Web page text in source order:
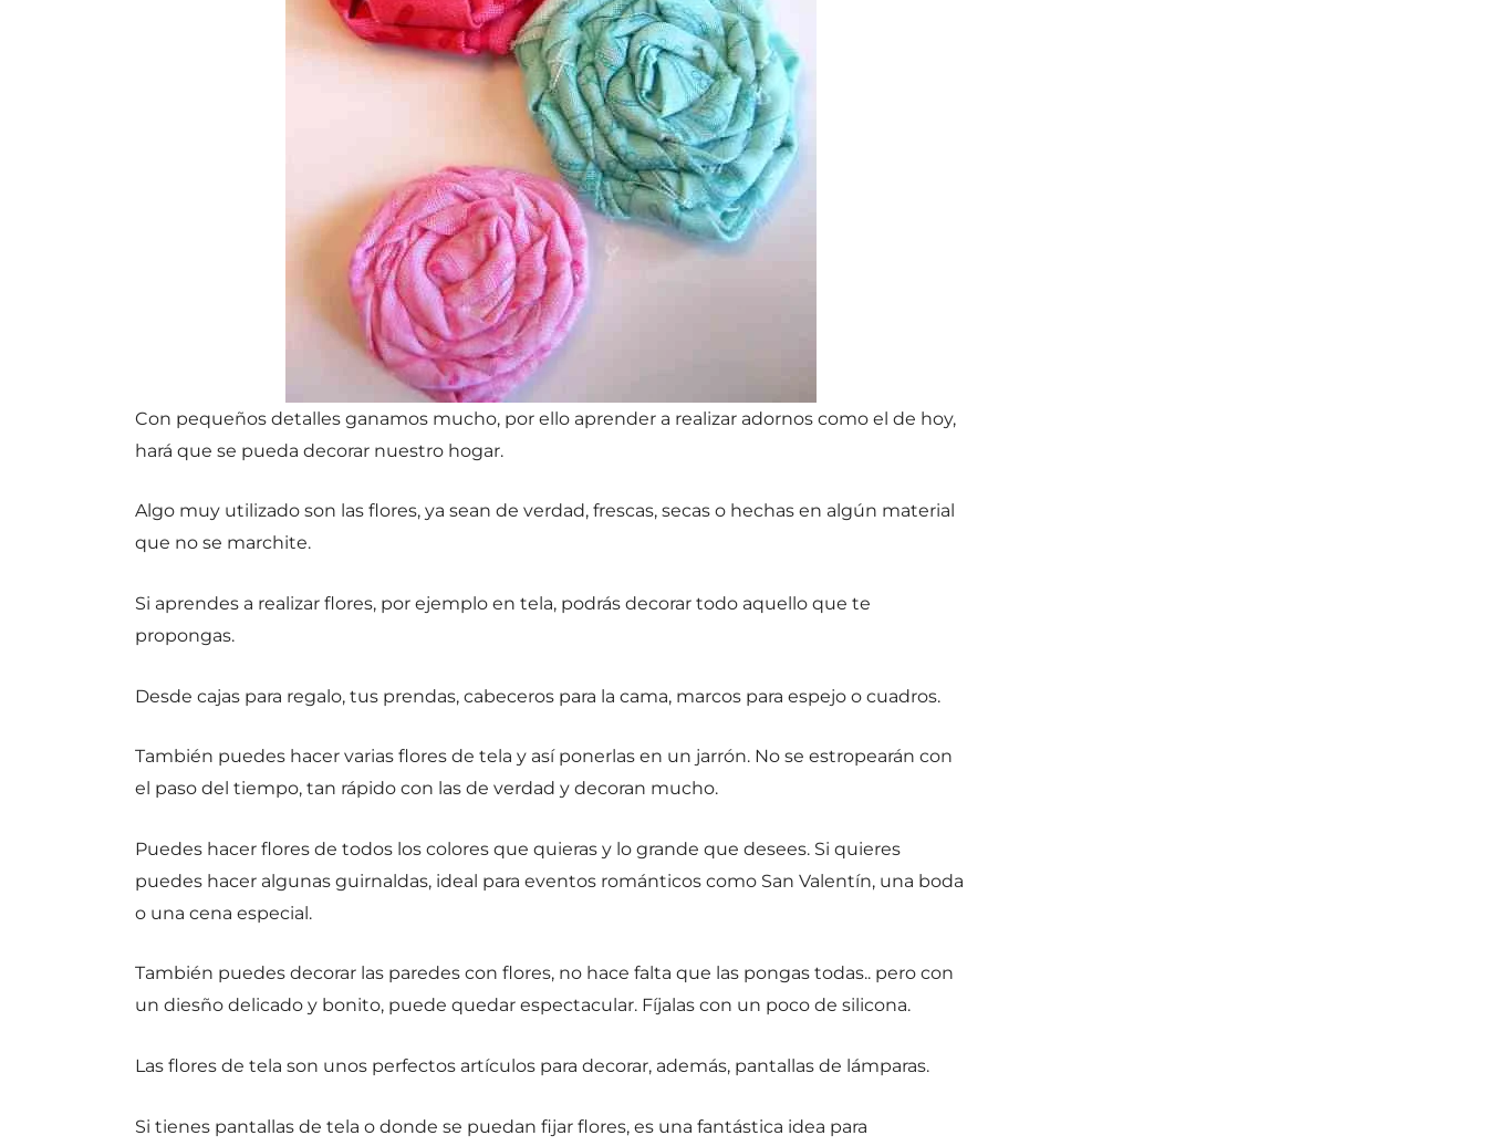
Con pequeños detalles ganamos mucho, por ello aprender a realizar adornos como el de hoy,
hará que se pueda decorar nuestro hogar.
Algo muy utilizado son las flores, ya sean de verdad, frescas, secas o hechas en algún material
que no se marchite.
Si aprendes a realizar flores, por ejemplo en tela, podrás decorar todo aquello que te
propongas.
Desde cajas para regalo, tus prendas, cabeceros para la cama, marcos para espejo o cuadros.
También puedes hacer varias flores de tela y así ponerlas en un jarrón. No se estropearán con
el paso del tiempo, tan rápido con las de verdad y decoran mucho.
Puedes hacer flores de todos los colores que quieras y lo grande que desees. Si quieres
puedes hacer algunas guirnaldas, ideal para eventos románticos como San Valentín, una boda
o una cena especial.
También puedes decorar las paredes con flores, no hace falta que las pongas todas.. pero con
un diesño delicado y bonito, puede quedar espectacular. Fíjalas con un poco de silicona.
Las flores de tela son unos perfectos artículos para decorar, además, pantallas de lámparas.
Si tienes pantallas de tela o donde se puedan fijar flores, es una fantástica idea para